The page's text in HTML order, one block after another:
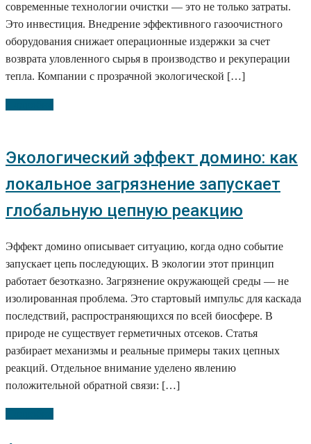
современные технологии очистки — это не только затраты.
Это инвестиция. Внедрение эффективного газоочистного
оборудования снижает операционные издержки за счет
возврата уловленного сырья в производство и рекуперации
тепла. Компании с прозрачной экологической […]
Экологический эффект домино: как
локальное загрязнение запускает
глобальную цепную реакцию
Эффект домино описывает ситуацию, когда одно событие
запускает цепь последующих. В экологии этот принцип
работает безотказно. Загрязнение окружающей среды — не
изолированная проблема. Это стартовый импульс для каскада
последствий, распространяющихся по всей биосфере. В
природе не существует герметичных отсеков. Статья
разбирает механизмы и реальные примеры таких цепных
реакций. Отдельное внимание уделено явлению
положительной обратной связи: […]